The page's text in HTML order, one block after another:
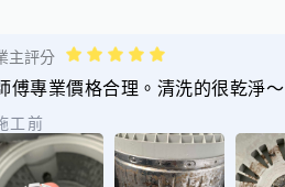
主評分
傅專業價格合理。清洗的很乾淨～
工前